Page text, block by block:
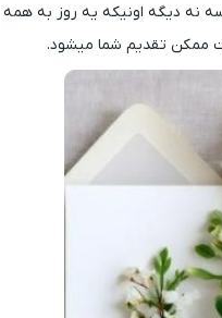
نه دیگه اونیکه یه روز به همه
ممکن تقدیم شما میشود.